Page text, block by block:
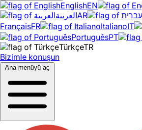
EnglishEN
العربيةAR
FrançaisFR ItalianoIT
PortuguêsPT
TürkçeTR
Bizimle konuşun
Ana menüyü aç